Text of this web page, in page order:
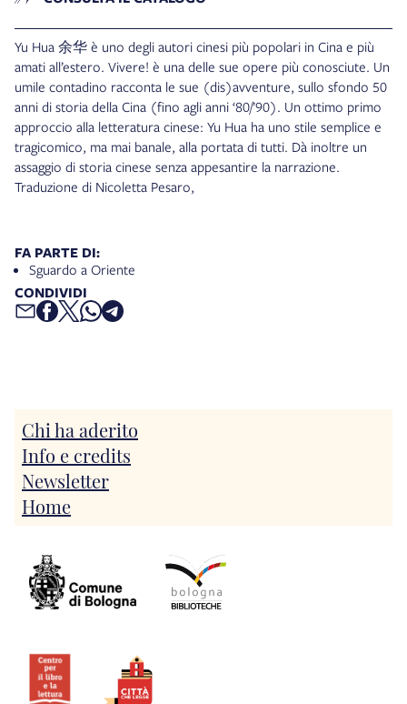
Yu Hua 余华 è uno degli autori cinesi più popolari in Cina e più
amati all’estero. Vivere! è una delle sue opere più conosciute. Un
umile contadino racconta le sue (dis)avventure, sullo sfondo 50
anni di storia della Cina (fino agli anni ‘80/’90). Un ottimo primo
approccio alla letteratura cinese: Yu Hua ha uno stile semplice e
tragicomico, ma mai banale, alla portata di tutti. Dà inoltre un
assaggio di storia cinese senza appesantire la narrazione.
Traduzione di Nicoletta Pesaro,
FA PARTE DI:
Sguardo a Oriente
CONDIVIDI
Chi ha aderito
Info e credits
Newsletter
Home